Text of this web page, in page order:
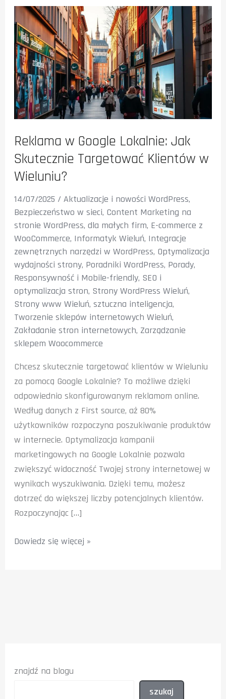
Reklama w Google Lokalnie: Jak
Skutecznie Targetować Klientów w
Wieluniu?
14/07/2025 /Aktualizacje i nowości WordPress,
Bezpieczeństwo w sieci, Content Marketing na
stronie WordPress,dla małych firm, E-commerce z
WooCommerce, Informatyk Wieluń, Integracje
zewnętrznych narzędzi w WordPress, Optymalizacja
wydajności strony, Poradniki WordPress, Porady,
Responsywność i Mobile-friendly, SEO i
optymalizacja stron, Strony WordPress Wieluń,
Strony www Wieluń,sztuczna inteligencja,
Tworzenie sklepów internetowych Wieluń,
Zakładanie stron internetowych, Zarządzanie
sklepem Woocommerce
Chcesz skutecznie targetować klientów w Wieluniu
za pomocą Google Lokalnie? To możliwe dzięki
odpowiednio skonfigurowanym reklamom online.
Według danych z First source, aż 80%
użytkowników rozpoczyna poszukiwanie produktów
w internecie. Optymalizacja kampanii
marketingowych na Google Lokalnie pozwala
zwiększyć widoczność Twojej strony internetowej w
wynikach wyszukiwania. Dzięki temu, możesz
dotrzeć do większej liczby potencjalnych klientów.
Rozpoczynając […]
Reklama
Wieluniu?
Dowiedz się więcej »
znajdź na blogu
szukaj